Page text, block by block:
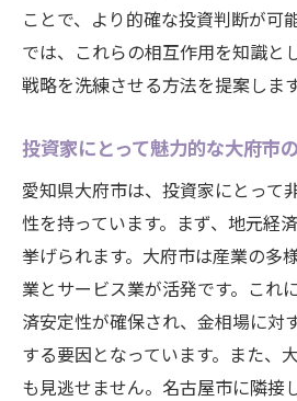
大府市の人口動態と金
地元経済と金相場愛知県大
愛知県の経済動向と金相
大府市のインフラが金市
地方自治体の政策と金
地元企業の動向と金価格
愛知県の消費者信頼感
響
愛知県大府市での最適な金
見極める方法
ことで、より的確な投資判断が可
では、これらの相互作用を知識と
戦略を洗練させる方法を提案します
投資家にとって魅力的な大府市
愛知県大府市は、投資家にとって
性を持っています。まず、地元経
挙げられます。大府市は産業の多
業とサービス業が活発です。これ
済安定性が確保され、金相場に対
する要因となっています。また、
も見逃せません。名古屋市に隣接